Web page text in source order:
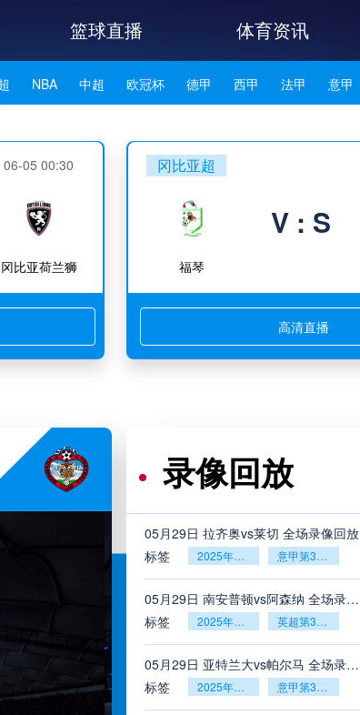
篮球直播 体育资讯
NBA 中超 欧冠杯 德甲 西甲 法甲 意甲
06-05 00:30
冈比亚荷兰狮
冈比亚超
福琴
V : S
高清直播
录像回放
05月29日 拉齐奥vs莱切 全场录像回放
标签
2025年5月26日 意甲第38轮
05月29日 南安普顿vs阿森纳 全场录像回放
标签
2025年5月26日 英超第38轮
05月29日 亚特兰大vs帕尔马 全场录像回放
标签
2025年5月26日 意甲第38轮